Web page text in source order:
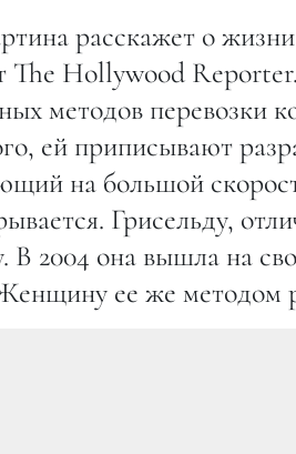
расскажет о
The Hollywood
методов перевозки
ей приписывают
на большой
Грисельду,
В 2004 она вышла на
ее же методом